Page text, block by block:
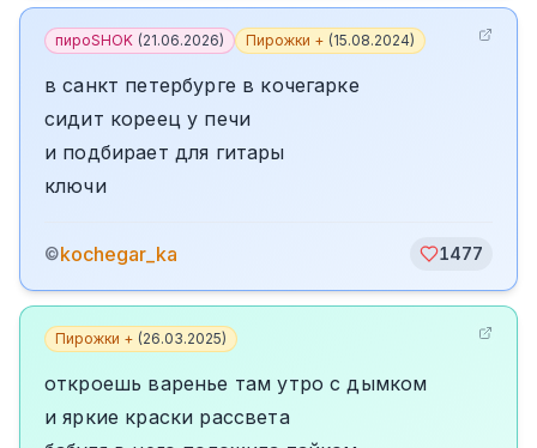
пироSHOK (21.06.2026) Пирожки + (15.08.2024)
в санкт петербурге в кочегарке
сидит кореец у печи
и подбирает для гитары
ключи
©kochegar_ka 1477
Пирожки + (26.03.2025)
откроешь варенье там утро с дымком
и яркие краски рассвета